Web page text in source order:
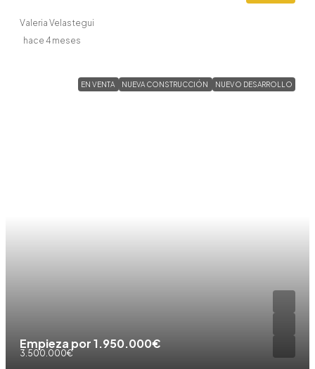
Valeria Velastegui
hace 4 meses
EN VENTA NUEVA CONSTRUCCIÓN NUEVO DESARROLLO
Empieza por1.950.000€
3.500.000€